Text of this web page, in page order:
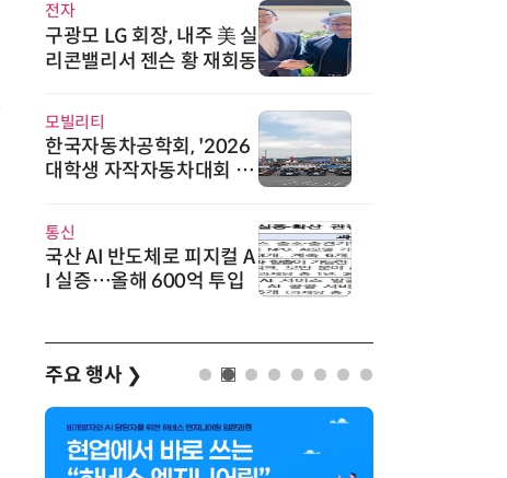
전자
구광모 LG 회장, 내주 美 실
리콘밸리서 젠슨 황 재회동
모빌리티
한국자동차공학회, '2026
대학생 자작자동차대회 포
통신
국산 AI 반도체로 피지컬 A
I 실증…올해 600억 투입
주요 행사 ❯